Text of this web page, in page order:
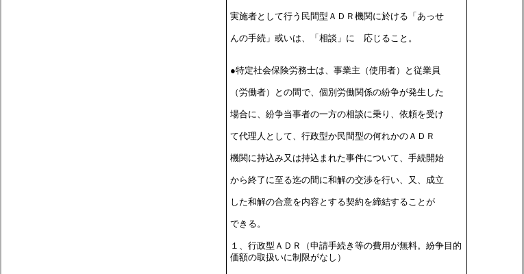
実施者として行う民間型ＡＤＲ機関に於ける「あっせ
んの手続」或いは、「相談」に 応じること。
●特定社会保険労務士は、事業主（使用者）と従業員
（労働者）との間で、個別労働関係の紛争が発生した
場合に、紛争当事者の一方の相談に乗り、依頼を受け
て代理人として、 行政型か民間型の何れかのＡＤＲ
機関に持込み又は持込まれた事件について、手続開始
から終了に至る迄の間に和解の交渉を行い、又、成立
した和解の合意を内容とする契約を締結することが
できる。
１、 行政型ＡＤＲ （申請手続き等の費用が無料。紛争目的
価額の取扱いに制限がなし）